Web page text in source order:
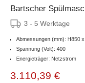
Bartscher
3 - 5 Werktage
Abmessungen (mm): H850
Spannung (Volt): 400
Energieträger: Netzstrom
3.110,39 €